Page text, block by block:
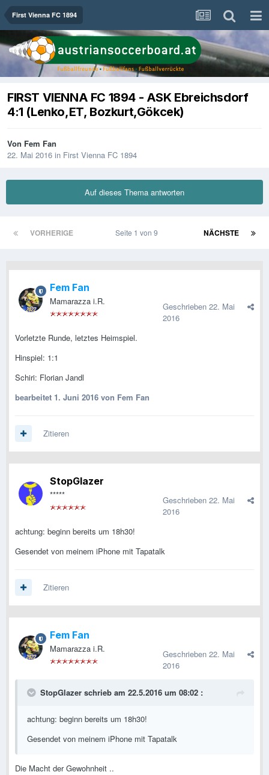
First Vienna FC 1894
FIRST VIENNA FC 1894 - ASK Ebreichsdorf
4:1 (Lenko,ET, Bozkurt,Gökcek)
Von Fem Fan
22. Mai 2016 in First Vienna FC 1894
Auf dieses Thema antworten
VORHERIGE NÄCHSTE
Seite 1 von 9
Fem Fan
Mamarazza i.R. Geschrieben 22. Mai
2016
Vorletzte Runde, letztes Heimspiel.
Hinspiel: 1:1
Schiri: Florian Jandl
bearbeitet 1. Juni 2016 von Fem Fan
Zitieren
StopGlazer
***** Geschrieben 22. Mai
2016
achtung: beginn bereits um 18h30!
Gesendet von meinem iPhone mit Tapatalk
Zitieren
Fem Fan
Mamarazza i.R. Geschrieben 22. Mai
2016
StopGlazer schrieb am 22.5.2016 um 08:02 :
achtung: beginn bereits um 18h30!
Gesendet von meinem iPhone mit Tapatalk
Die Macht der Gewohnheit ..